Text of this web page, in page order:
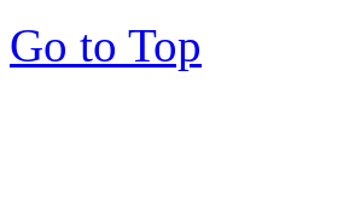
Go to Top